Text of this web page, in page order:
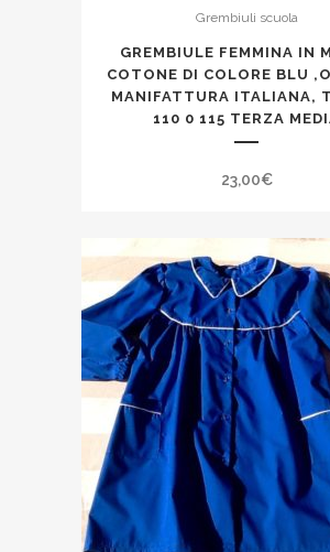
Grembiuli scuola
GREMBIULE FEMMINA IN
COTONE DI COLORE BLU
MANIFATTURA ITALIANA,
110 0 115 TERZA
23,00€